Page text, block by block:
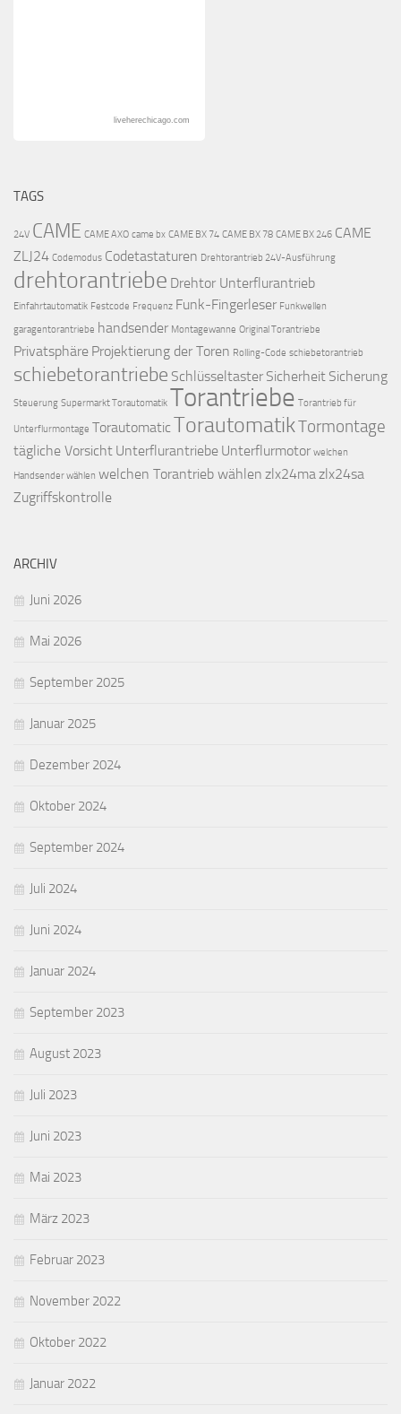
liveherechicago.com
TAGS
24V CAME CAME AXO came bx CAME BX 74 CAME BX 78 CAME BX 246 CAME
ZLJ24 Codemodus Codetastaturen Drehtorantrieb 24V-Ausführung
drehtorantriebe Drehtor Unterflurantrieb
Einfahrtautomatik Festcode Frequenz Funk-Fingerleser Funkwellen
garagentorantriebe handsender Montagewanne Original Torantriebe
Privatsphäre Projektierung der Toren Rolling-Code schiebetorantrieb
schiebetorantriebe Schlüsseltaster Sicherheit Sicherung
Steuerung Supermarkt Torautomatik Torantriebe Torantrieb für
Unterflurmontage TorautomaticTorautomatikTormontage
tägliche Vorsicht Unterflurantriebe Unterflurmotor welchen
Handsender wählen welchen Torantrieb wählen zlx24mazlx24sa
Zugriffskontrolle
ARCHIV
Juni 2026
Mai 2026
September 2025
Januar 2025
Dezember 2024
Oktober 2024
September 2024
Juli 2024
Juni 2024
Januar 2024
September 2023
August 2023
Juli 2023
Juni 2023
Mai 2023
März 2023
Februar 2023
November 2022
Oktober 2022
Januar 2022